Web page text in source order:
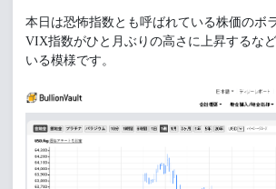
本日は恐怖指数とも呼ばれている株価のボ
VIX指数がひと月ぶりの高さに上昇するな
いる模様です。